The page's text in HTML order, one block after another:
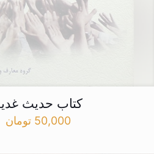
کتاب حدیث
50,000 تومان